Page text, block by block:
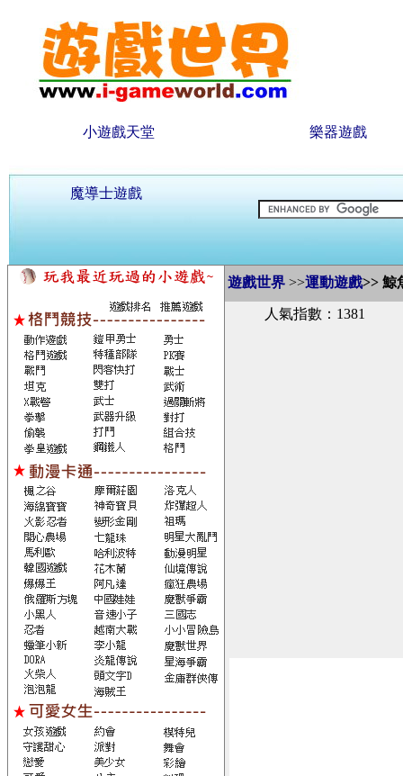
小遊戲天堂 樂器遊戲
魔導士遊戲
遊戲世界 >>運動遊戲>> 鯨
人氣指數：1381